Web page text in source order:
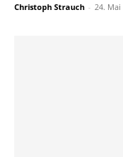
Christoph Strauch - 24. Mai